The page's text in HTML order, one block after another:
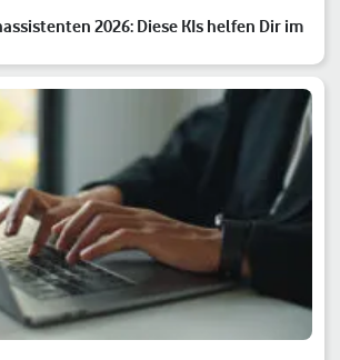
2026: Diese KIs helfen Dir im